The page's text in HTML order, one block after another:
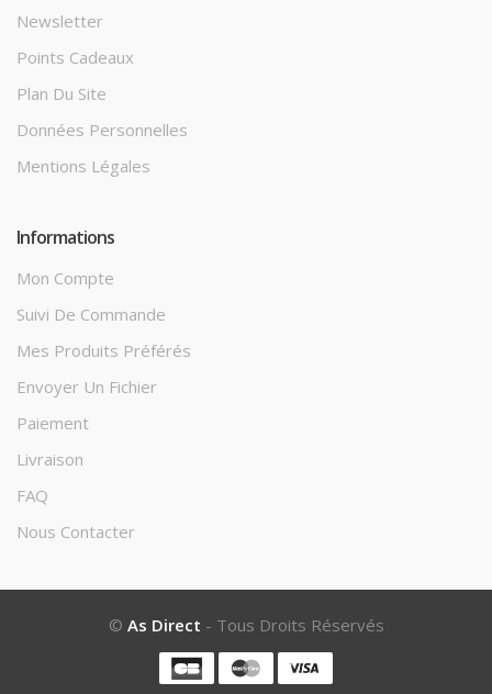
Newsletter
Points Cadeaux
Plan Du Site
Données Personnelles
Mentions Légales
Informations
Mon Compte
Suivi De Commande
Mes Produits Préférés
Envoyer Un Fichier
Paiement
Livraison
FAQ
Nous Contacter
© As Direct - Tous Droits Réservés